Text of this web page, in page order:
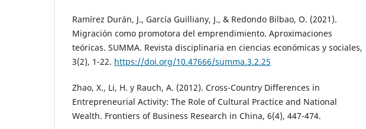
Ramírez Durán, J., García Guilliany, J., & Redondo Bilbao, O. (2021).
Migración como promotora del emprendimiento. Aproximaciones
teóricas. SUMMA. Revista disciplinaria en ciencias económicas y sociales,
3(2), 1-22. https://doi.org/10.47666/summa.3.2.25
Zhao, X., Li, H. y Rauch, A. (2012). Cross-Country Differences in
Entrepreneurial Activity: The Role of Cultural Practice and National
Wealth. Frontiers of Business Research in China, 6(4), 447-474.